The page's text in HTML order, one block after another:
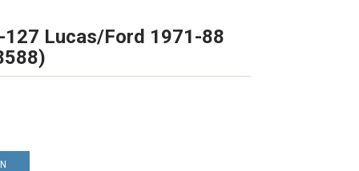
127 Lucas/Ford 1971-88